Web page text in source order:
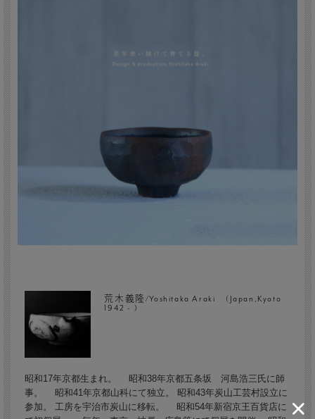
荒木義隆/Yoshitaka Araki (Japan,Kyoto
1942 - )
昭和17年京都生まれ。 昭和38年京都五条坂 河島浩三氏に師
事。 昭和41年京都山科にて独立。 昭和43年炭山工芸村設立に
参加。 工房を宇治市炭山に移転。 昭和54年新宿京王百貨店に